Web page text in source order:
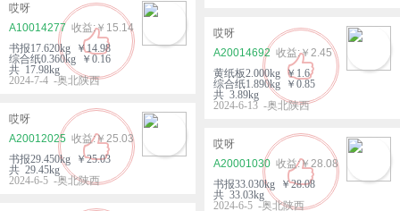
哎呀
A10014277
￥15.14
书报17.620kg ￥14.98
综合纸0.360kg ￥0.16
共 17.98kg
2024-7-4 -奥北陕西
哎呀
A20014692
￥2.45
黄纸板2.000kg ￥1.6
综合纸1.890kg ￥0.85
共 3.89kg
2024-6-13 -奥北陕西
哎呀
A20012025
￥25.03
书报29.450kg ￥25.03
共 29.45kg
2024-6-5 -奥北陕西
哎呀
A20001030
￥28.08
书报33.030kg ￥28.08
共 33.03kg
2024-6-5 -奥北陕西